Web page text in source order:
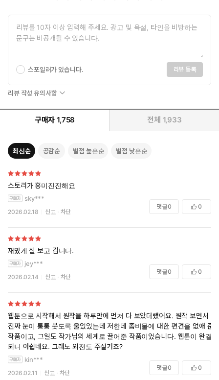
스포일러가 있습니다. 리뷰 등록
리뷰 작성 유의사항
구매자 1,758 전체 1,933
최신순 공감순 별점 높은순 별점 낮은순
스토리가 흥미진진해요
sky***
2026.02.18 신고 차단
댓글0 0
재밌게 잘 보고 갑니다.
jey***
2026.02.14 신고 차단
댓글0 0
웹툰으로 시작해서 원작을 하루만에 먼저 다 보았더랬어요. 원작 보면서
진짜 눈이 퉁퉁 붓도록 울었었는데 저한데 좀비물에 대한 편견을 없애 준
작품이고, 그일도 작가님의 세계로 끌어준 작품이었습니다. 웹툰이 완결
되니 아쉽네요. 그래도 외전도 주실거죠?
kin***
2026.02.11 신고 차단
댓글0 0